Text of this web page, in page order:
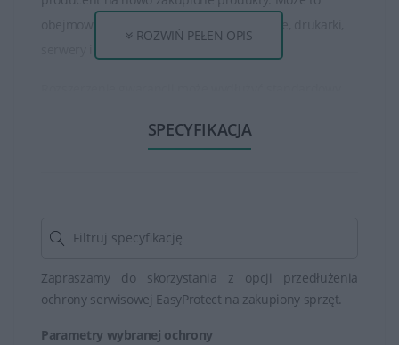
obejmować laptopy, komputery stacjonarne, drukarki,
może być miesiącami lub nawet latami, w zależności od
Niektóre programy rozszerzenia gwarancji mogą
techniczna 24/7, priorytetowy serwis, możliwość
wymiany urządzenia na nowe w przypadku
niemożności naprawy itp.
ROZWIŃ PEŁEN OPIS
SPECYFIKACJA
Zapraszamy do skorzystania z opcji przedłużenia
ochrony serwisowej EasyProtect na zakupiony sprzęt.
Parametry wybranej ochrony